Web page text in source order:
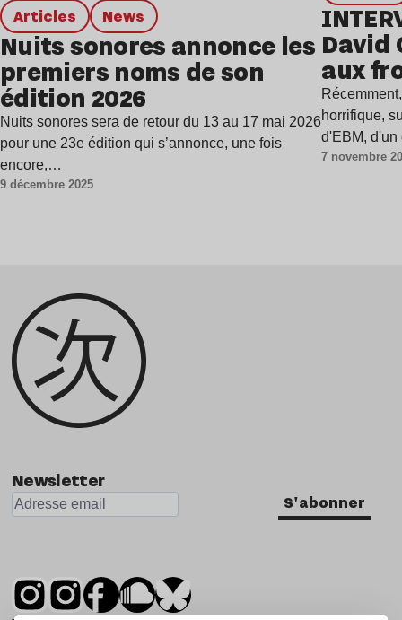
Articles news
Nuits sonores annonce les
premiers noms de son
édition 2026
Nuits sonores sera de retour du 13 au 17 mai 2026
pour une 23e édition qui s’annonce, une fois
encore,…
9 décembre 2025
David
aux
horrifique,
d'EBM,
7 novembre
Newsletter
S'abonner